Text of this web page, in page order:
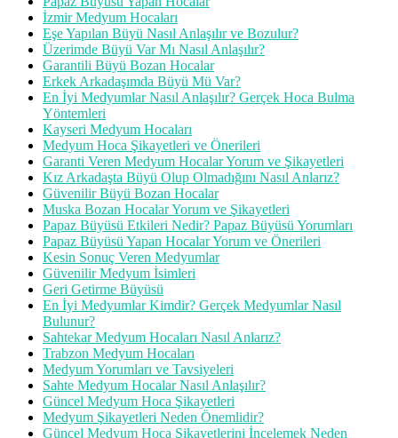
İzmir Medyum Hocaları
Eşe Yapılan Büyü Nasıl Anlaşılır ve Bozulur?
Üzerimde Büyü Var Mı Nasıl Anlaşılır?
Garantili Büyü Bozan Hocalar
Erkek Arkadaşımda Büyü Mü Var?
En İyi Medyumlar Nasıl Anlaşılır? Gerçek Hoca Bulma
Yöntemleri
Kayseri Medyum Hocaları
Medyum Hoca Şikayetleri ve Önerileri
Garanti Veren Medyum Hocalar Yorum ve Şikayetleri
Kız Arkadaşta Büyü Olup Olmadığını Nasıl Anlarız?
Güvenilir Büyü Bozan Hocalar
Muska Bozan Hocalar Yorum ve Şikayetleri
Papaz Büyüsü Etkileri Nedir? Papaz Büyüsü Yorumları
Papaz Büyüsü Yapan Hocalar Yorum ve Önerileri
Kesin Sonuç Veren Medyumlar
Güvenilir Medyum İsimleri
Geri Getirme Büyüsü
En İyi Medyumlar Kimdir? Gerçek Medyumlar Nasıl
Bulunur?
Sahtekar Medyum Hocaları Nasıl Anlarız?
Trabzon Medyum Hocaları
Medyum Yorumları ve Tavsiyeleri
Sahte Medyum Hocalar Nasıl Anlaşılır?
Güncel Medyum Hoca Şikayetleri
Medyum Şikayetleri Neden Önemlidir?
Güncel Medyum Hoca Şikayetlerini İncelemek Neden